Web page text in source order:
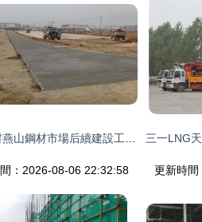
：2026-08-06 22:32:58 更新時